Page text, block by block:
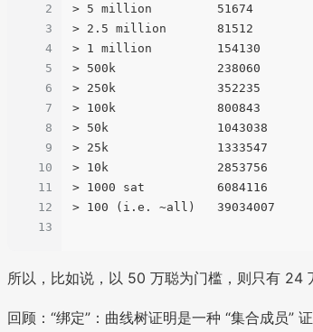
2
3
4
5
6
7
8
9
10
11
12
13
> 5 million         51674
> 2.5 million       81512
> 1 million         154130
> 500k              238060
> 250k              352235
> 100k              800843
> 50k               1043038
> 25k               1333547
> 10k               2853756
> 1000 sat          6084116
> 100 (i.e. ~all)   39034007
所以，比如说，以 50 万聪为门槛，则只有 24
回顾：“绑定”：曲线树证明是一种 “集合成员”